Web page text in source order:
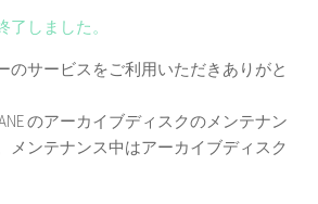
しました。
のサービスをご利用いただきありがと
のアーカイブディスクのメンテナン
メンテナンス中はアーカイブディスク